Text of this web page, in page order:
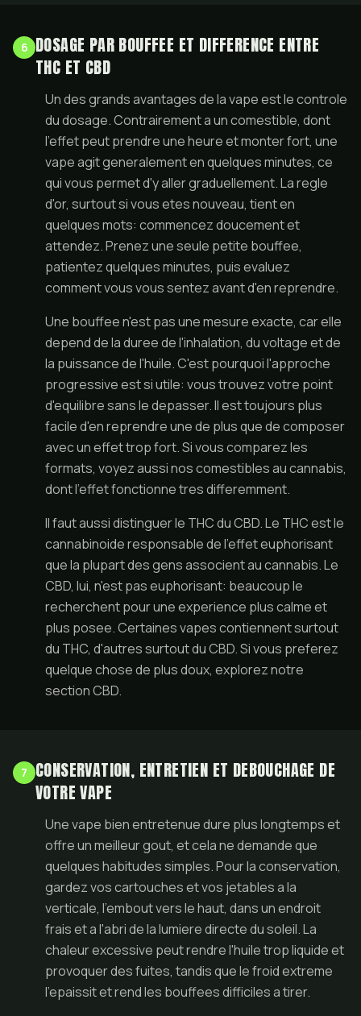
6 DOSAGE PAR BOUFFEE ET DIFFERENCE ENTRE
THC ET CBD
Un des grands avantages de la vape est le controle
du dosage. Contrairement a un comestible, dont
l'effet peut prendre une heure et monter fort, une
vape agit generalement en quelques minutes, ce
qui vous permet d'y aller graduellement. La regle
d'or, surtout si vous etes nouveau, tient en
quelques mots: commencez doucement et
attendez. Prenez une seule petite bouffee,
patientez quelques minutes, puis evaluez
comment vous vous sentez avant d'en reprendre.
Une bouffee n'est pas une mesure exacte, car elle
depend de la duree de l'inhalation, du voltage et de
la puissance de l'huile. C'est pourquoi l'approche
progressive est si utile: vous trouvez votre point
d'equilibre sans le depasser. Il est toujours plus
facile d'en reprendre une de plus que de composer
avec un effet trop fort. Si vous comparez les
formats, voyez aussi noscomestibles au cannabis,
dont l'effet fonctionne tres differemment.
Il faut aussi distinguer le THC du CBD. Le THC est le
cannabinoide responsable de l'effet euphorisant
que la plupart des gens associent au cannabis. Le
CBD, lui, n'est pas euphorisant: beaucoup le
recherchent pour une experience plus calme et
plus posee. Certaines vapes contiennent surtout
du THC, d'autres surtout du CBD. Si vous preferez
quelque chose de plus doux, explorez notre
section CBD.
7
CONSERVATION, ENTRETIEN ET DEBOUCHAGE DE
VOTRE VAPE
Une vape bien entretenue dure plus longtemps et
offre un meilleur gout, et cela ne demande que
quelques habitudes simples. Pour la conservation,
gardez vos cartouches et vos jetables a la
verticale, l'embout vers le haut, dans un endroit
frais et a l'abri de la lumiere directe du soleil. La
chaleur excessive peut rendre l'huile trop liquide et
provoquer des fuites, tandis que le froid extreme
l'epaissit et rend les bouffees difficiles a tirer.